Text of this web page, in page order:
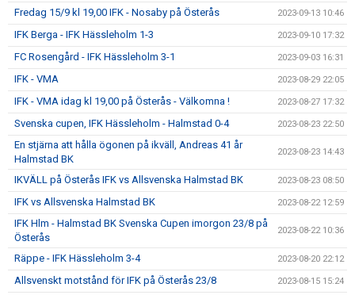
Fredag 15/9 kl 19,00 IFK - Nosaby på Österås 2023-09-13 10:46
IFK Berga - IFK Hässleholm 1-3 2023-09-10 17:32
FC Rosengård - IFK Hässleholm 3-1 2023-09-03 16:31
IFK - VMA 2023-08-29 22:05
IFK - VMA idag kl 19,00 på Österås - Välkomna ! 2023-08-27 17:32
Svenska cupen, IFK Hässleholm - Halmstad 0-4 2023-08-23 22:50
En stjärna att hålla ögonen på ikväll, Andreas 41 år
Halmstad BK
2023-08-23 14:43
IKVÄLL på Österås IFK vs Allsvenska Halmstad BK 2023-08-23 08:50
IFK vs Allsvenska Halmstad BK 2023-08-22 12:59
IFK Hlm - Halmstad BK Svenska Cupen imorgon 23/8 på
Österås
2023-08-22 10:36
Räppe - IFK Hässleholm 3-4 2023-08-20 22:12
Allsvenskt motstånd för IFK på Österås 23/8 2023-08-15 15:24